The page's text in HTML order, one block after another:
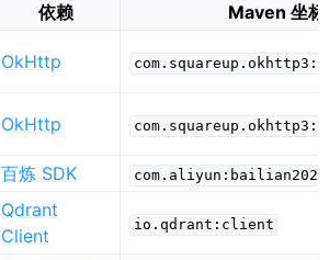
依赖
Maven 坐标
OkHttp
OkHttp
百炼 SDK
Qdrant
Client
io.qdrant:client